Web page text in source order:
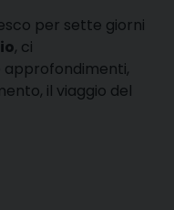
per sette giorni
, ci
il viaggio del